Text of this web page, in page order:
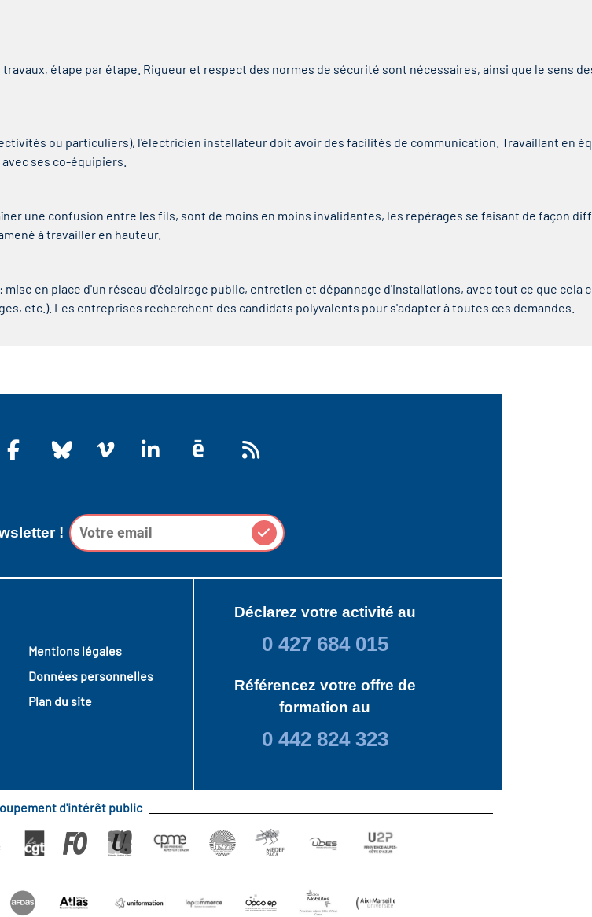
étape par étape. Rigueur et respect des normes de sécurité sont nécessaires, ainsi que le sens
ou particuliers), l'électricien installateur doit avoir des facilités de communication. Travaillant en
ses co-équipiers.
une confusion entre les fils, sont de moins en moins invalidantes, les repérages se faisant de façon
à travailler en hauteur.
en place d'un réseau d'éclairage public, entretien et dépannage d'installations, avec tout ce que cela
etc.). Les entreprises recherchent des candidats polyvalents pour s'adapter à toutes ces demandes.
!
Mentions légales
Données personnelles
Plan du site
Déclarez votre activité au
0 427 684 015
Référencez votre offre de
formation au
0 442 824 323
d'intérêt public